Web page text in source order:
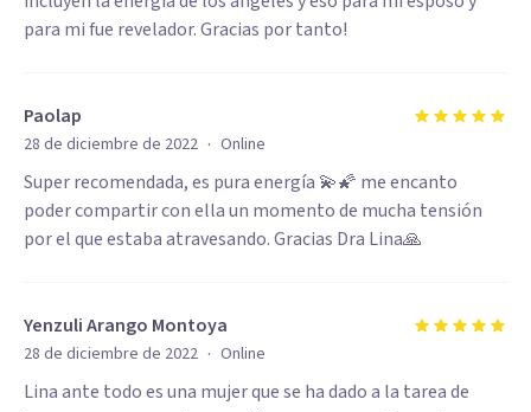
para mi fue revelador. Gracias por tanto!
Paolap
28 de diciembre de 2022 · Online
Super recomendada, es pura energía 💫🌠 me encanto
poder compartir con ella un momento de mucha tensión
por el que estaba atravesando. Gracias Dra Lina🙏
Yenzuli Arango Montoya
28 de diciembre de 2022 · Online
Lina ante todo es una mujer que se ha dado a la tarea de